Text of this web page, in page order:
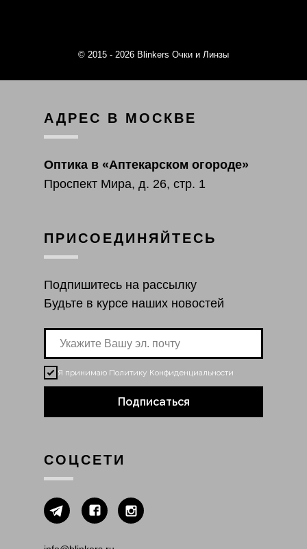
© 2015 - 2026 Blinkers Очки и Линзы
АДРЕС В МОСКВЕ
ПРИСОЕДИНЯЙТЕСЬ
СОЦСЕТИ
Оптика в «Аптекарском огороде»
Проспект Мира, д. 26, стр. 1
Подпишитесь на рассылку
Будьте в курсе наших новостей
Я принимаю Политику Конфиденциальности
Подписаться